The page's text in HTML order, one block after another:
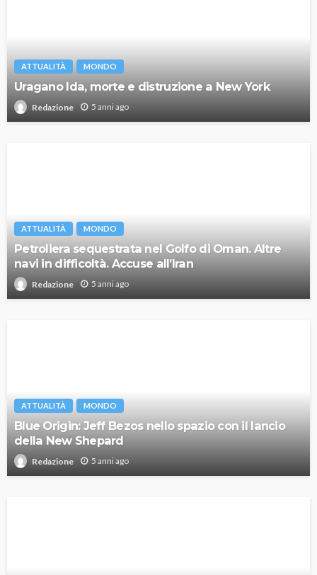
ATTUALITÀ MONDO
Uragano Ida, morte e distruzione a New York
Redazione 5 anni ago
ATTUALITÀ MONDO
Petroliera sequestrata nel Golfo di Oman. Altre
navi in difficoltà. Accuse all’Iran
Redazione 5 anni ago
ATTUALITÀ MONDO
Blue Origin: Jeff Bezos nello spazio con il lancio
della New Shepard
Redazione 5 anni ago